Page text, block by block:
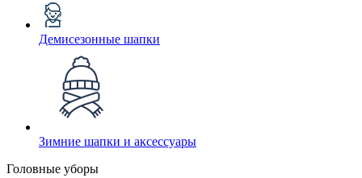
Демисезонные шапки
Зимние шапки и аксессуары
Головные уборы